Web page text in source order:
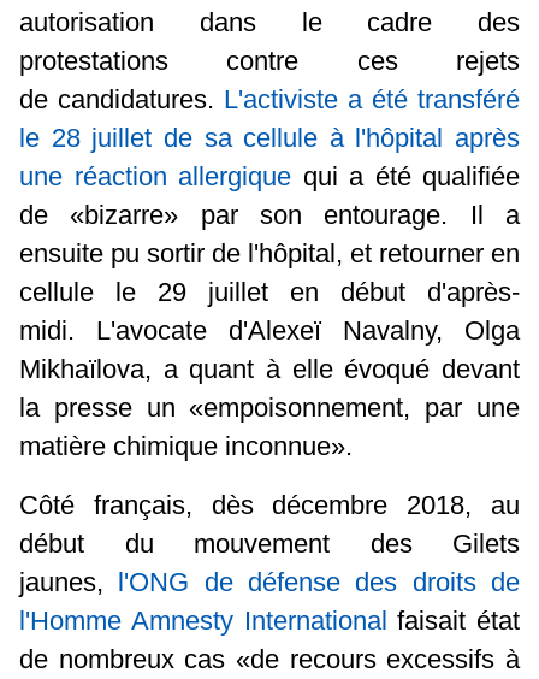
autorisation dans le cadre des
protestations contre ces rejets
de candidatures. L'activiste a été transféré
le 28 juillet de sa cellule à l'hôpital après
une réaction allergique qui a été qualifiée
de «bizarre» par son entourage. Il a
ensuite pu sortir de l'hôpital, et retourner en
cellule le 29 juillet en début d'après-
midi. L'avocate d'Alexeï Navalny, Olga
Mikhaïlova, a quant à elle évoqué devant
la presse un «empoisonnement, par une
matière chimique inconnue».
Côté français, dès décembre 2018, au
début du mouvement des Gilets
jaunes, l'ONG de défense des droits de
l'Homme Amnesty International faisait état
de nombreux cas «de recours excessifs à